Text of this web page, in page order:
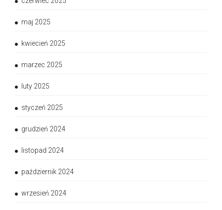
maj 2025
kwiecień 2025
marzec 2025
luty 2025
styczeń 2025
grudzień 2024
listopad 2024
październik 2024
wrzesień 2024